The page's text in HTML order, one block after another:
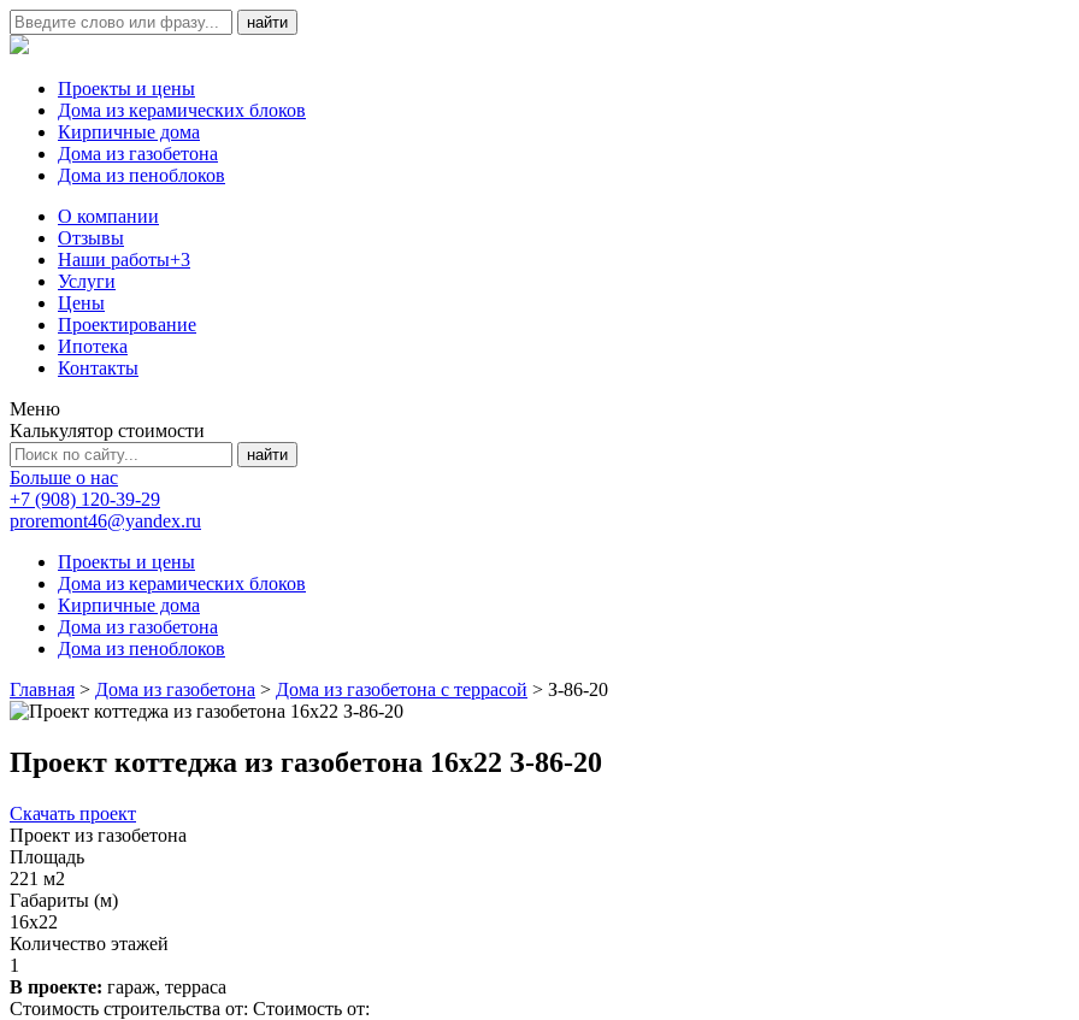
Проекты и цены
Дома из керамических блоков
Кирпичные дома
Дома из газобетона
Дома из пеноблоков
О компании
Отзывы
Наши работы+3
Услуги
Цены
Проектирование
Ипотека
Контакты
Меню
Калькулятор стоимости
Больше о нас
+7 (908) 120-39-29
proremont46@yandex.ru
Проекты и цены
Дома из керамических блоков
Кирпичные дома
Дома из газобетона
Дома из пеноблоков
Главная > Дома из газобетона > Дома из газобетона с террасой > З-86-20
Проект коттеджа из газобетона 16х22 З-86-20
Скачать проект
Проект из газобетона
Площадь
221 м2
Габариты (м)
16x22
Количество этажей
1
В проекте: гараж, терраса
Стоимость строительства от: Стоимость от: